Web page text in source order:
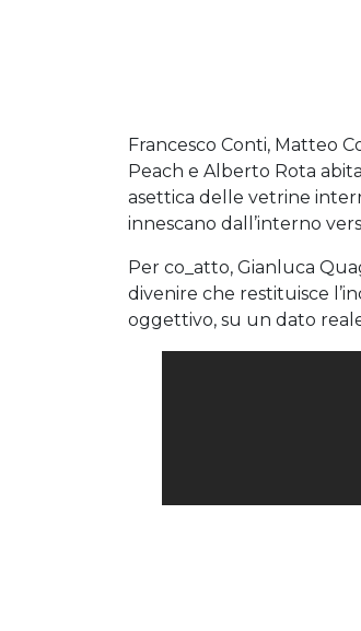
Francesco Conti, Matteo
Peach e Alberto Rota
asettica delle vetrine
innescano dall’interno
Per co_atto, Gianluca
divenire che restituisce
oggettivo, su un dato